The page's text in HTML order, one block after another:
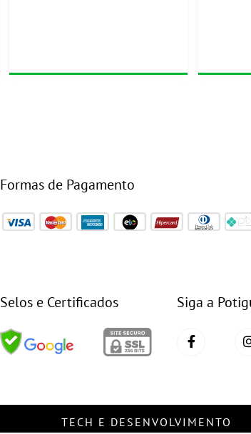
Formas de Pagamento
Selos e Certificados Siga a
TECH E DESENVOLVIMENTO